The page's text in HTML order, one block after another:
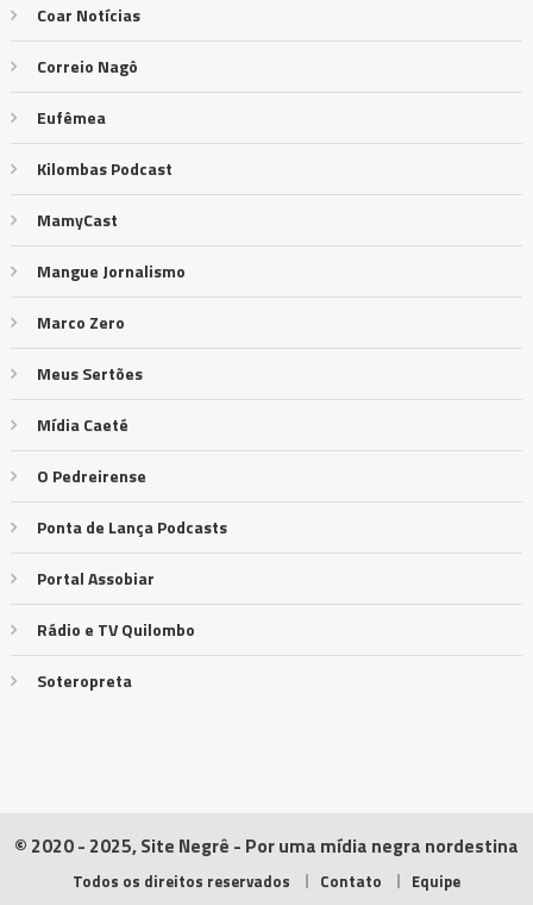
Coar Notícias
Correio Nagô
Eufêmea
Kilombas Podcast
MamyCast
Mangue Jornalismo
Marco Zero
Meus Sertões
Mídia Caeté
O Pedreirense
Ponta de Lança Podcasts
Portal Assobiar
Rádio e TV Quilombo
Soteropreta
© 2020 - 2025, Site Negrê - Por uma mídia negra nordestina
Todos os direitos reservados Contato Equipe